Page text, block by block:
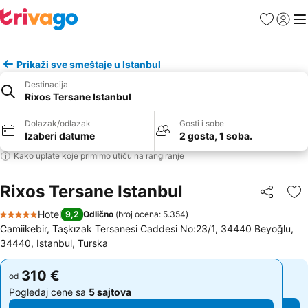
FavoritiPrijavi
Prikaži sve smeštaje u Istanbul
Destinacija
Rixos Tersane Istanbul
Dolazak/odlazak
Izaberi datume
Gosti i sobe
2 gosta, 1 soba.
Kako uplate koje primimo utiču na rangiranje
Rixos Tersane Istanbul Deli
5 Zvezdice
Hotel 9,2 Odlično (broj ocena: 5.354)
Camiikebir, Taşkızak Tersanesi Caddesi No:23/1, 34440 Beyoğlu,
34440, Istanbul, Turska
od 310 €
Pogledaj cene sa 5 sajtova
od 310 €
Pogledaj cene sa 5 sajtova